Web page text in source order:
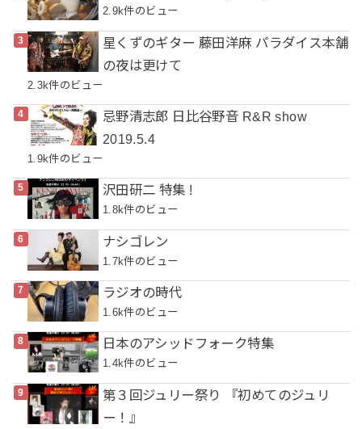
2.9k件のビュー
星くずのギター 藤田洋麻 パラダイス本舗
の夜は更けて
2.3k件のビュー
忌野清志郎 日比谷野音 R&R show
2019.5.4
1.9k件のビュー
沢田研二 特集 !
1.8k件のビュー
ナシゴレン
1.7k件のビュー
ラジオの時代
1.6k件のビュー
日本のアシッドフォーク特集
1.4k件のビュー
第３回ジュリー祭り 『初めてのジュリ
ー！』